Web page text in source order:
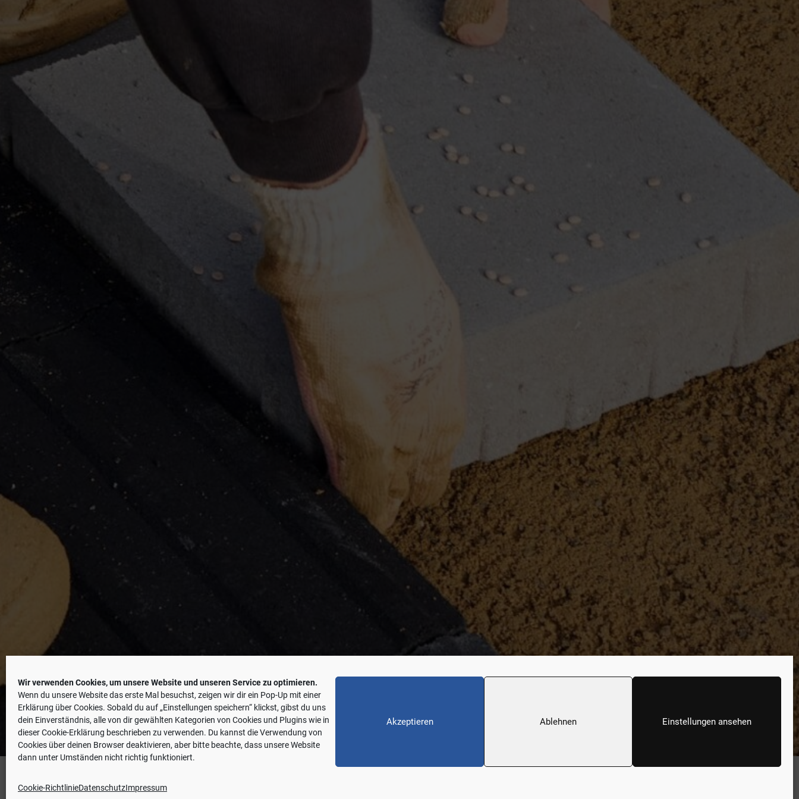
Wir verwenden Cookies, um unsere Website und unseren Service zu optimieren.
Wenn du unsere Website das erste Mal besuchst, zeigen wir dir ein Pop-Up mit einer
Erklärung über Cookies. Sobald du auf „Einstellungen speichern“ klickst, gibst du uns
dein Einverständnis, alle von dir gewählten Kategorien von Cookies und Plugins wie in
dieser Cookie-Erklärung beschrieben zu verwenden. Du kannst die Verwendung von
Cookies über deinen Browser deaktivieren, aber bitte beachte, dass unsere Website
dann unter Umständen nicht richtig funktioniert.
Akzeptieren Ablehnen Einstellungen ansehen
Cookie-RichtlinieDatenschutzImpressum
TRADITION UND INNOVATION